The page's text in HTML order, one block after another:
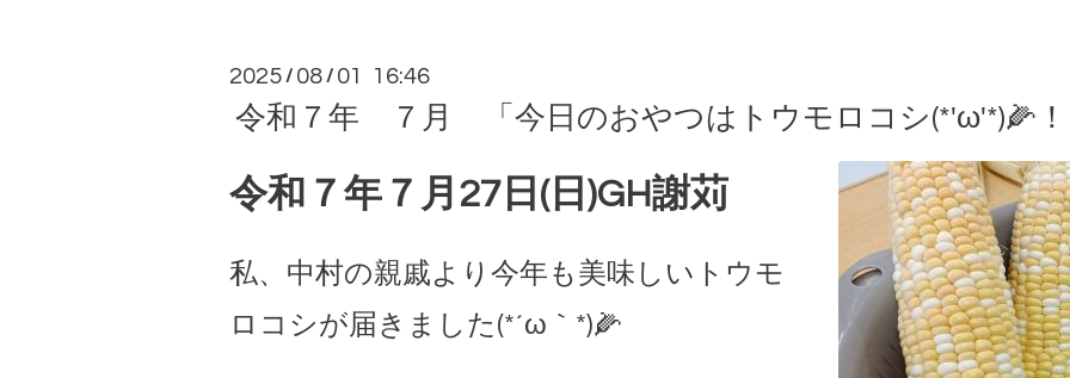
2025 / 08 / 01 16:46
令和７年 ７月 「今日のおやつはトウモロコシ(*'ω'*)🌽
令和７年７月27日(日)GH謝苅
私、中村の親戚より今年も美味しいトウモ
ロコシが届きました(*´ω｀*)🌽